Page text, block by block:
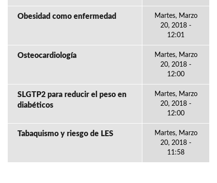
Obesidad como enfermedad
Martes, Marzo
20, 2018 -
12:01
Osteocardiología
Martes, Marzo
20, 2018 -
12:00
SLGTP2 para reducir el peso en
diabéticos
Martes, Marzo
20, 2018 -
12:00
Tabaquismo y riesgo de LES
Martes, Marzo
20, 2018 -
11:58